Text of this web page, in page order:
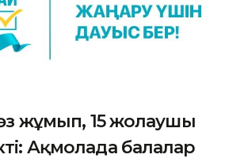
жұмып, 15 жолаушы
Ақмолада балалар